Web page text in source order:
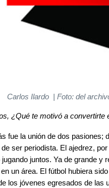
Carlos Ilardo | Foto: del
¿Qué te motivó a convertirte
fue la unión de dos pasiones;
ser periodista. El ajedrez,
juntos. Ya de grande y
un área. El fútbol hubiera
los jóvenes egresados de